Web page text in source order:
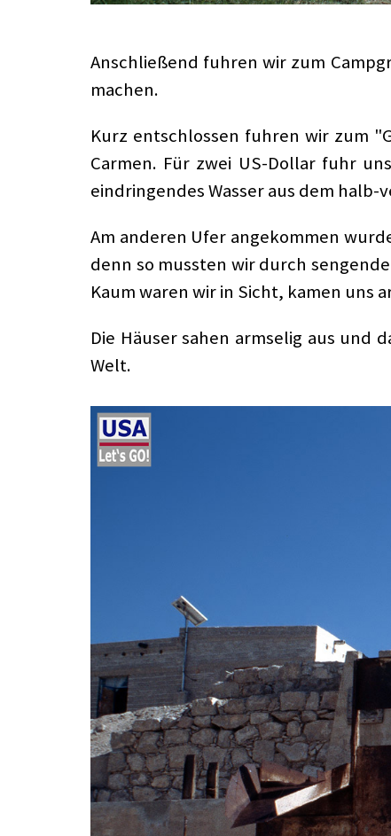
Anschließend fuhren wir zum
machen.
Kurz entschlossen fuhren wir zum
Carmen. Für zwei US-Dollar fuhr
eindringendes Wasser aus dem
Am anderen Ufer angekommen
denn so mussten wir durch
Kaum waren wir in Sicht, kamen uns
Die Häuser sahen armselig aus und
Welt.